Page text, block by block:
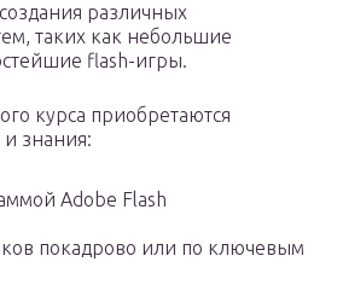
различных
таких как небольшие
flash-игры.
курса приобретаются
знания:
Adobe Flash
покадрово или по ключевым